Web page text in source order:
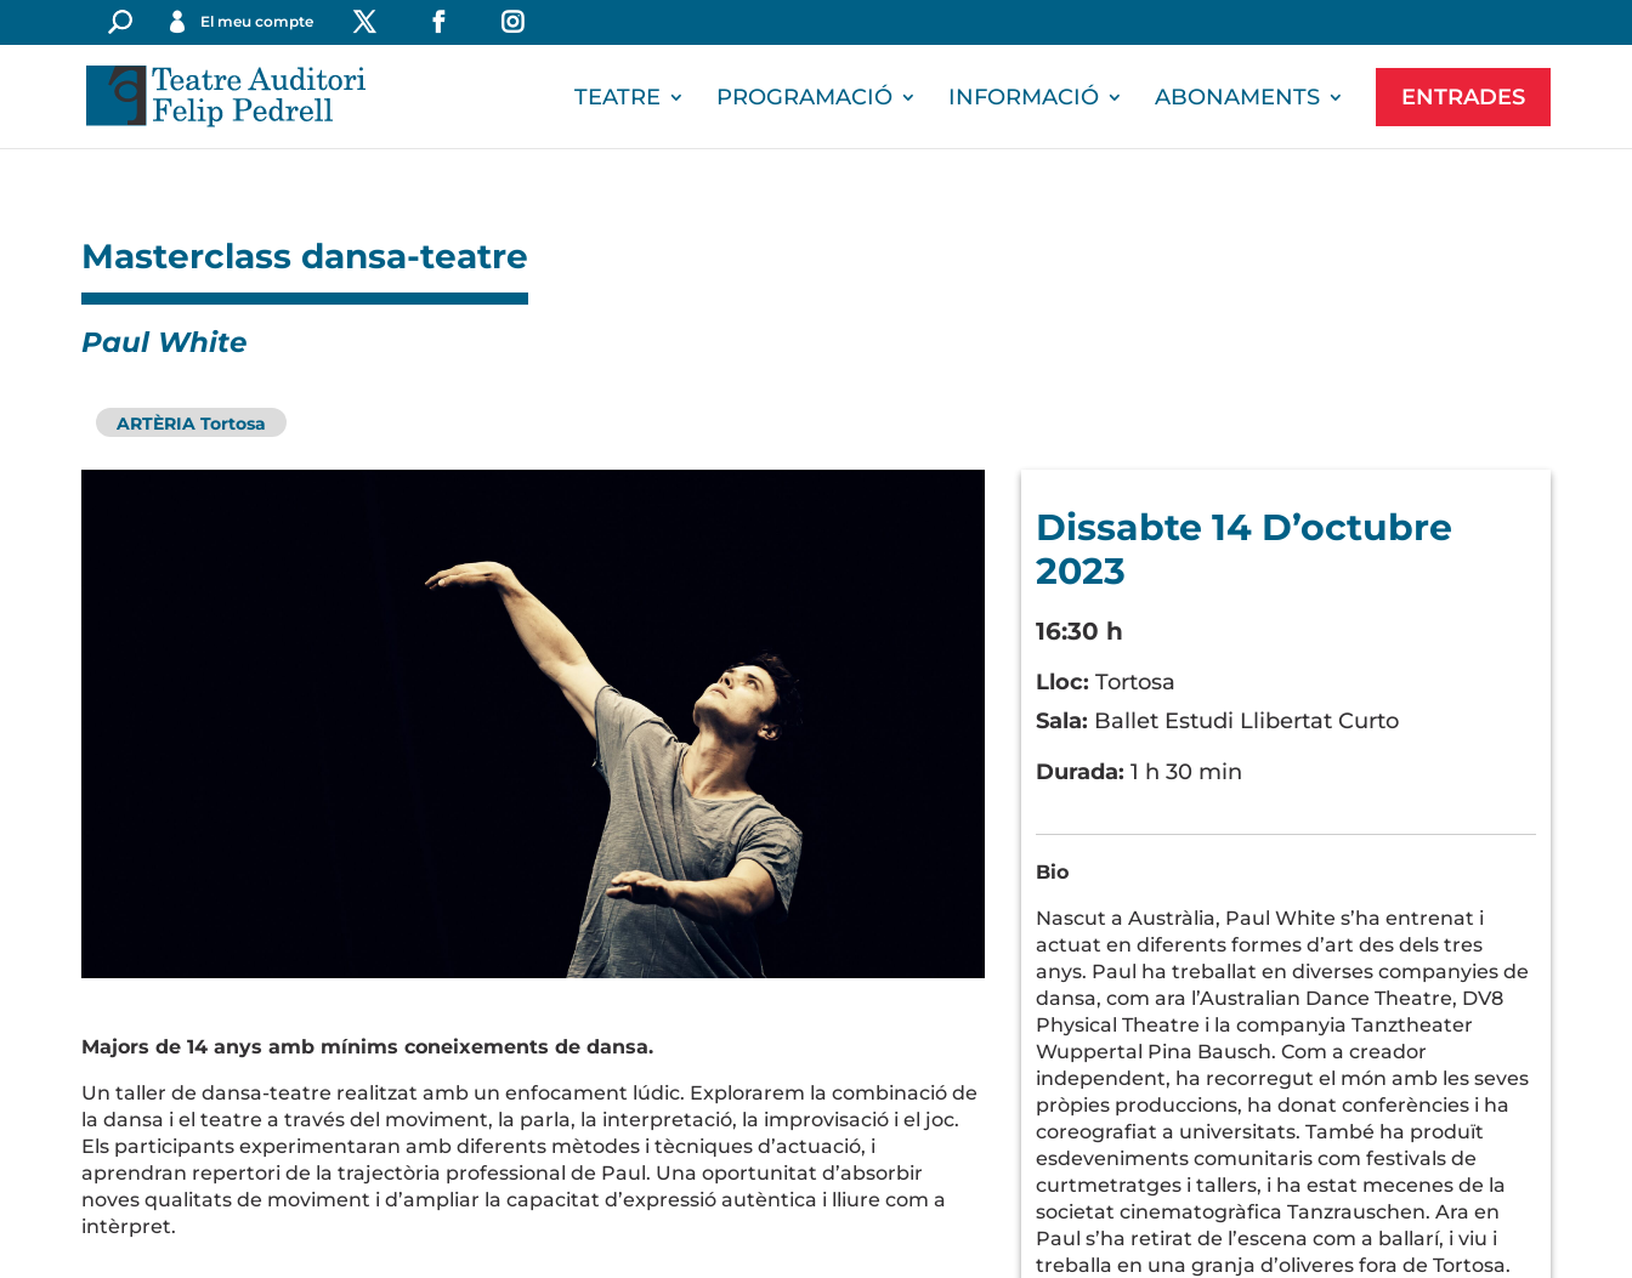
El meu compte
TEATRE PROGRAMACIÓ INFORMACIÓ ABONAMENTS ENTRADES
Masterclass dansa-teatre
Paul White
ARTÈRIA Tortosa
Majors de 14 anys amb mínims coneixements de dansa.
Un taller de dansa-teatre realitzat amb un enfocament lúdic. Explorarem la combinació de
la dansa i el teatre a través del moviment, la parla, la interpretació, la improvisació i el joc.
Els participants experimentaran amb diferents mètodes i tècniques d’actuació, i
aprendran repertori de la trajectòria professional de Paul. Una oportunitat d’absorbir
noves qualitats de moviment i d’ampliar la capacitat d’expressió autèntica i lliure com a
intèrpret.
Dissabte 14 D’octubre
2023
16:30 h
Lloc: Tortosa
Sala: Ballet Estudi Llibertat Curto
Durada:1 h 30 min
Bio
Nascut a Austràlia, Paul White s’ha entrenat i
actuat en diferents formes d’art des dels tres
anys. Paul ha treballat en diverses companyies de
dansa, com ara l’Australian Dance Theatre, DV8
Physical Theatre i la companyia Tanztheater
Wuppertal Pina Bausch. Com a creador
independent, ha recorregut el món amb les seves
pròpies produccions, ha donat conferències i ha
coreografiat a universitats. També ha produït
esdeveniments comunitaris com festivals de
curtmetratges i tallers, i ha estat mecenes de la
societat cinematogràfica Tanzrauschen. Ara en
Paul s’ha retirat de l’escena com a ballarí, i viu i
treballa en una granja d’oliveres fora de Tortosa.